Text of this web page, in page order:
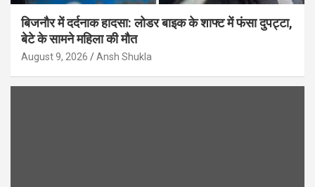
बिजनौर में दर्दनाक हादसा: लोडर बाइक के शाफ्ट में फंसा दुपट्टा,
बेटे के सामने महिला की मौत
August 9, 2026 Ansh Shukla